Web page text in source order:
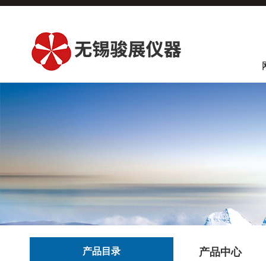
产品目录 产品中心